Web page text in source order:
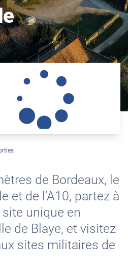
de Bordeaux, le
et de l'A10, partez à
unique en
de Blaye, et visitez
sites militaires de